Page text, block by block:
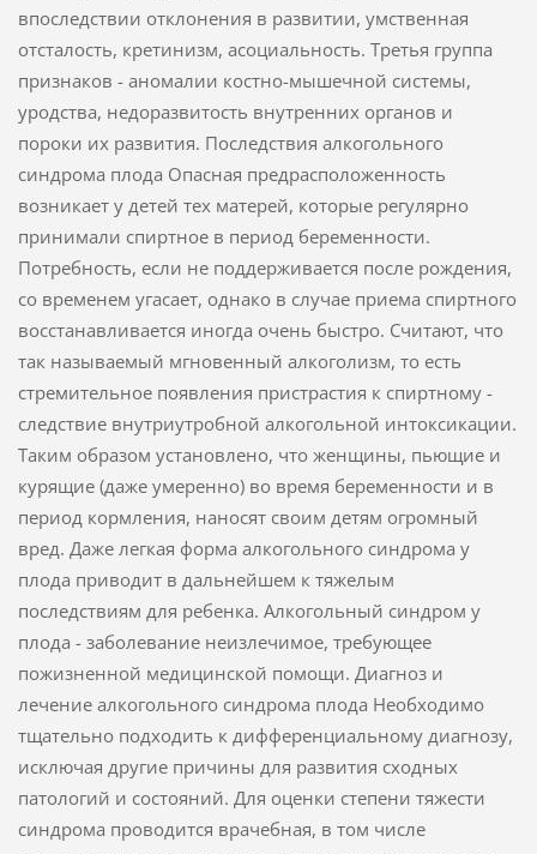
впоследствии отклонения в развитии, умственная
отсталость, кретинизм, асоциальность. Третья группа
признаков - аномалии костно-мышечной системы,
уродства, недоразвитость внутренних органов и
пороки их развития. Последствия алкогольного
синдрома плода Опасная предрасположенность
возникает у детей тех матерей, которые регулярно
принимали спиртное в период беременности.
Потребность, если не поддерживается после рождения,
со временем угасает, однако в случае приема спиртного
восстанавливается иногда очень быстро. Считают, что
так называемый мгновенный алкоголизм, то есть
стремительное появления пристрастия к спиртному -
следствие внутриутробной алкогольной интоксикации.
Таким образом установлено, что женщины, пьющие и
курящие (даже умеренно) во время беременности и в
период кормления, наносят своим детям огромный
вред. Даже легкая форма алкогольного синдрома у
плода приводит в дальнейшем к тяжелым
последствиям для ребенка. Алкогольный синдром у
плода - заболевание неизлечимое, требующее
пожизненной медицинской помощи. Диагноз и
лечение алкогольного синдрома плода Необходимо
тщательно подходить к дифференциальному диагнозу,
исключая другие причины для развития сходных
патологий и состояний. Для оценки степени тяжести
синдрома проводится врачебная, в том числе